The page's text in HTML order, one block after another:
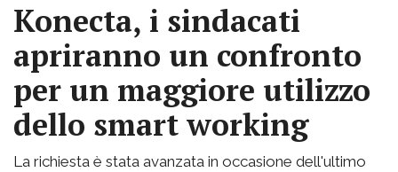
Konecta, i sindacati
apriranno un confronto
per un maggiore utilizzo
dello smart working
La richiesta è stata avanzata in occasione dell'ultimo